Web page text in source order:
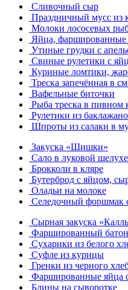
Сливочный сыр
Праздничный мусс из
Молоки лососевых
Яйца,
Утиные грудки с
Свиные рулетики с
Куриные ломтики,
Треска запечённая в
Вафельные биточки
Рыба треска в пивном
Рулетики из
Шпроты из салаки в
Закуска «Шишки»
Сало в луковой шелухе
Брокколи в кляре
Бутерброд с яйцом,
Оладьи на молоке
Селедочный форшмак
Сырная закуска
Фаршированный батон
Сухарики из белого
Суфле из курицы
Гренки из черного
Фаршированные яйца
Блины на сыворотке